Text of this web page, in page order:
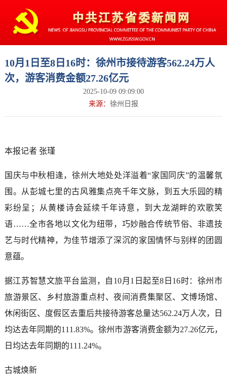
10月1日至8日16时：徐州市接待游客562.24万人
次，游客消费金额27.26亿元
2025-10-09 09:09:00
来源： 徐州日报
本报记者 张瑾
国庆与中秋相逢，徐州大地处处洋溢着“家国同庆”的温馨氛
围。从彭城七里的古风雅集点亮千年文脉，到五大乐园的精
彩纷呈；从黄楼诗会延续千年诗意，到大龙湖畔的欢歌笑
语……全市各地以文化为纽带，巧妙融合传统节俗、非遗技
艺与时代精神，为佳节增添了深沉的家国情怀与别样的团圆
意蕴。
据江苏智慧文旅平台监测，自10月1日起至8日16时：徐州市
旅游景区、乡村旅游重点村、夜间消费集聚区、文博场馆、
休闲街区、度假区去重后共接待游客总量达562.24万人次，日
均达去年同期的111.83%。徐州市游客消费金额为27.26亿元，
日均达去年同期的111.24%。
古城焕新